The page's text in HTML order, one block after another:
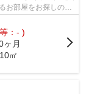
お部屋をお探しの方
：- )
ヶ月
㎡